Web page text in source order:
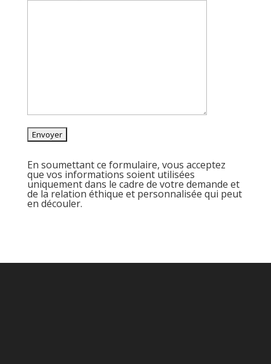
En soumettant ce formulaire, vous acceptez
que vos informations soient utilisées
uniquement dans le cadre de votre demande et
de la relation éthique et personnalisée qui peut
en découler.